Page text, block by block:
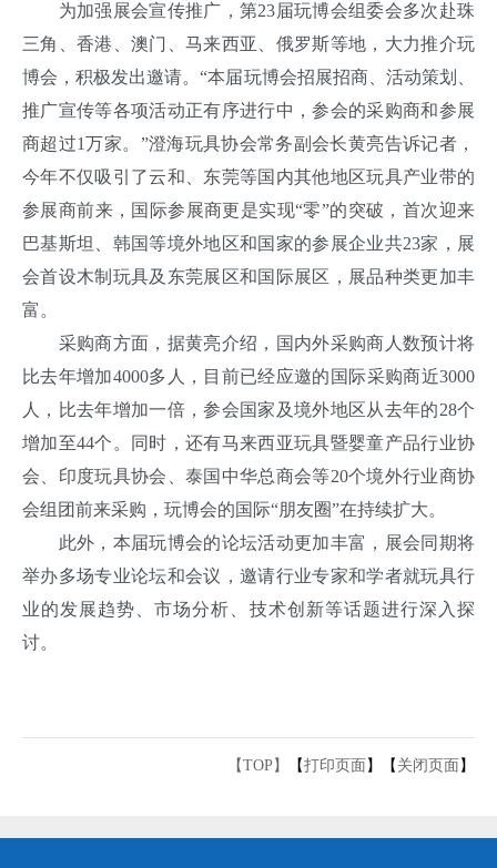
为加强展会宣传推广，第23届玩博会组委会多次赴珠
三角、香港、澳门、马来西亚、俄罗斯等地，大力推介玩
博会，积极发出邀请。“本届玩博会招展招商、活动策划、
推广宣传等各项活动正有序进行中，参会的采购商和参展
商超过1万家。”澄海玩具协会常务副会长黄亮告诉记者，
今年不仅吸引了云和、东莞等国内其他地区玩具产业带的
参展商前来，国际参展商更是实现“零”的突破，首次迎来
巴基斯坦、韩国等境外地区和国家的参展企业共23家，展
会首设木制玩具及东莞展区和国际展区，展品种类更加丰
富。
采购商方面，据黄亮介绍，国内外采购商人数预计将
比去年增加4000多人，目前已经应邀的国际采购商近3000
人，比去年增加一倍，参会国家及境外地区从去年的28个
增加至44个。同时，还有马来西亚玩具暨婴童产品行业协
会、印度玩具协会、泰国中华总商会等20个境外行业商协
会组团前来采购，玩博会的国际“朋友圈”在持续扩大。
此外，本届玩博会的论坛活动更加丰富，展会同期将
举办多场专业论坛和会议，邀请行业专家和学者就玩具行
业的发展趋势、市场分析、技术创新等话题进行深入探
讨。
【TOP】 【打印页面 】【 关闭页面 】